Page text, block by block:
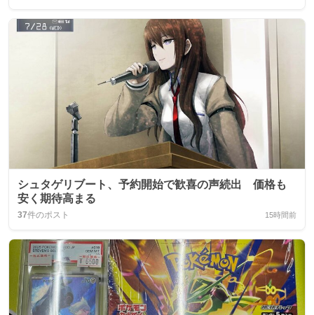
シュタゲリブート、予約開始で歓喜の声続出 価格も
安く期待高まる
37件のポスト 15時間前